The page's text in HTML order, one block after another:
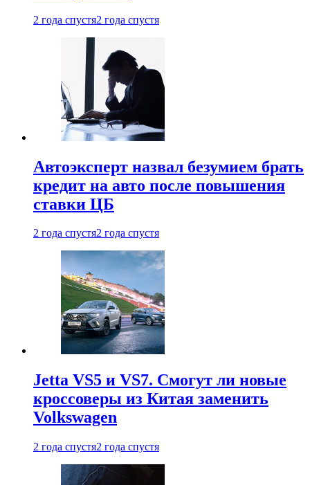
2 года спустя2 года спустя
Автоэксперт назвал безумием брать
кредит на авто после повышения
ставки ЦБ
2 года спустя2 года спустя
Jetta VS5 и VS7. Смогут ли новые
кроссоверы из Китая заменить
Volkswagen
2 года спустя2 года спустя